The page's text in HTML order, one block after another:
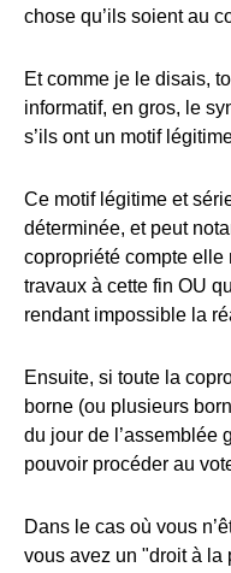
chose qu’ils soient au
Et comme je le disais,
informatif, en gros, le
s’ils ont un motif
Ce motif légitime et
déterminée, et peut
copropriété compte elle
travaux à cette fin OU
rendant impossible la
Ensuite, si toute la
borne (ou plusieurs
du jour de l’assemblée
pouvoir procéder au
Dans le cas où vous
vous avez un "droit à la